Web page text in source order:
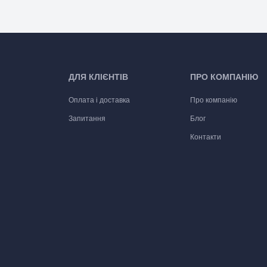
ДЛЯ КЛІЄНТІВ
Оплата і доставка
Запитання
ПРО КОМПАНІЮ
Про компанію
Блог
Контакти